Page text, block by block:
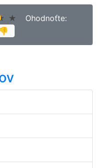
★
★
Ohodnoťte:
👎